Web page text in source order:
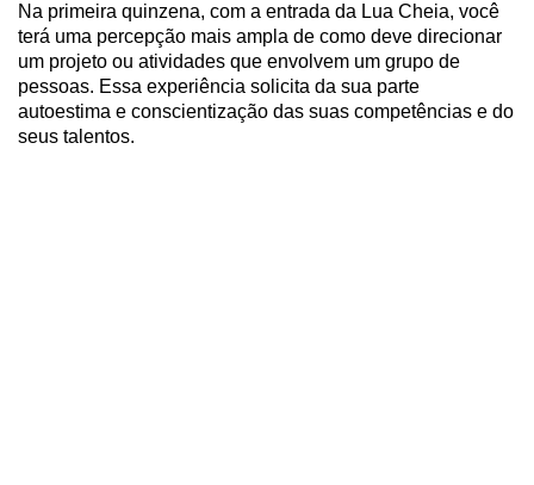
Na primeira quinzena, com a entrada da Lua Cheia, você
terá uma percepção mais ampla de como deve direcionar
um projeto ou atividades que envolvem um grupo de
pessoas. Essa experiência solicita da sua parte
autoestima e conscientização das suas competências e do
seus talentos.